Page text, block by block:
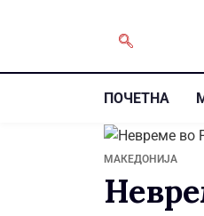
ПОЧЕТНА
МАКЕДОНИЈА